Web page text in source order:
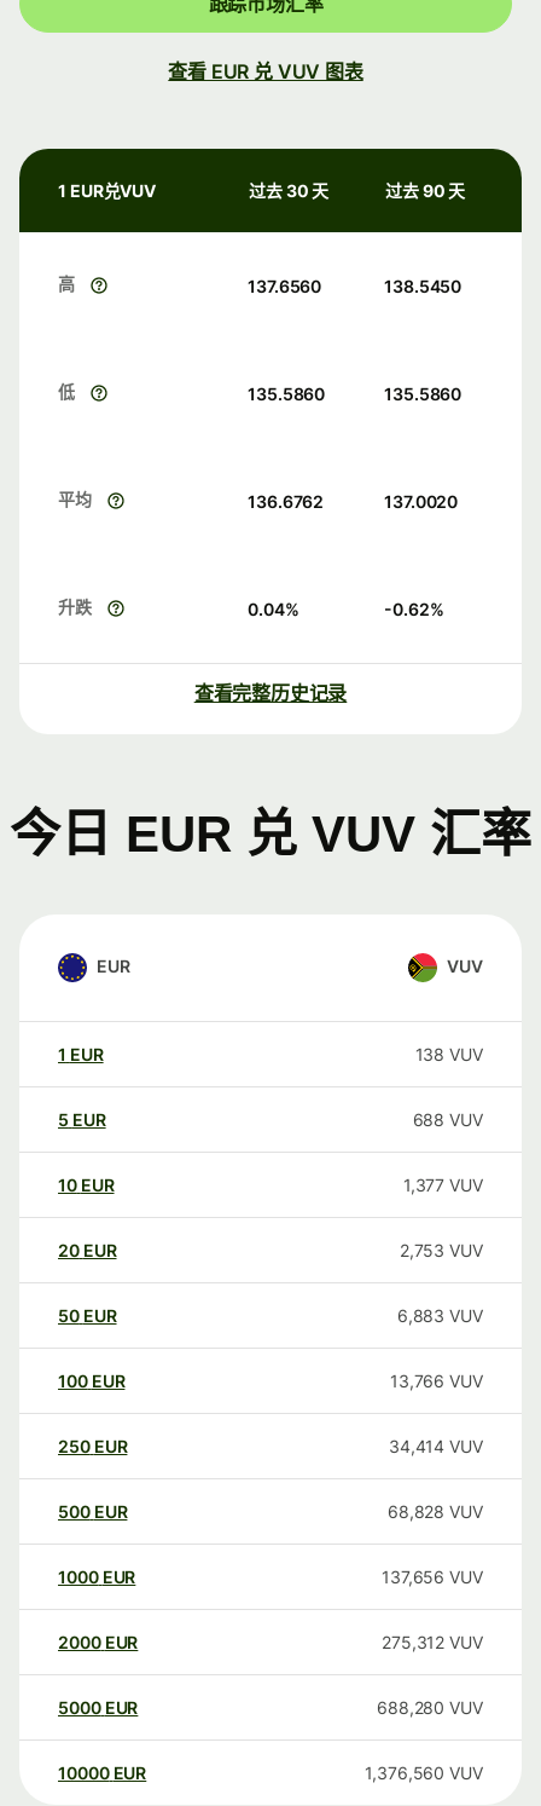
查看 EUR 兑 VUV 图表
1 EUR兑VUV 过去 30 天 过去 90 天
高 137.6560 138.5450
低 135.5860 135.5860
平均 136.6762 137.0020
升跌 0.04% -0.62%
查看完整历史记录
今日 EUR 兑 VUV 汇率
EUR VUV
1 EUR 138 VUV
5 EUR 688 VUV
10 EUR 1,377 VUV
20 EUR 2,753 VUV
50 EUR 6,883 VUV
100 EUR 13,766 VUV
250 EUR 34,414 VUV
500 EUR 68,828 VUV
1000 EUR 137,656 VUV
2000 EUR 275,312 VUV
5000 EUR 688,280 VUV
10000 EUR 1,376,560 VUV